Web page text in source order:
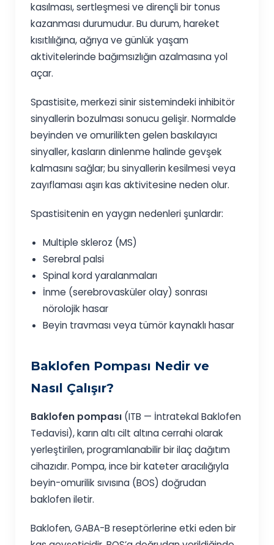
kasılması, sertleşmesi ve dirençli bir tonus
kazanması durumudur. Bu durum, hareket
kısıtlılığına, ağrıya ve günlük yaşam
aktivitelerinde bağımsızlığın azalmasına yol
açar.
Spastisite, merkezi sinir sistemindeki inhibitör
sinyallerin bozulması sonucu gelişir. Normalde
beyinden ve omurilikten gelen baskılayıcı
sinyaller, kasların dinlenme halinde gevşek
kalmasını sağlar; bu sinyallerin kesilmesi veya
zayıflaması aşırı kas aktivitesine neden olur.
Spastisitenin en yaygın nedenleri şunlardır:
Multiple skleroz (MS)
Serebral palsi
Spinal kord yaralanmaları
İnme (serebrovasküler olay) sonrası
nörolojik hasar
Beyin travması veya tümör kaynaklı hasar
Baklofen Pompası Nedir ve
Nasıl Çalışır?
Baklofen pompası (ITB — İntratekal Baklofen
Tedavisi), karın altı cilt altına cerrahi olarak
yerleştirilen, programlanabilir bir ilaç dağıtım
cihazıdır. Pompa, ince bir kateter aracılığıyla
beyin-omurilik sıvısına (BOS) doğrudan
baklofen iletir.
Baklofen, GABA-B reseptörlerine etki eden bir